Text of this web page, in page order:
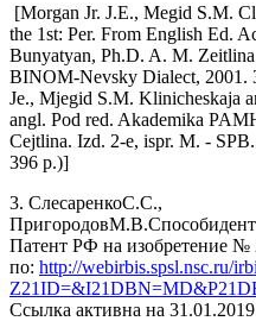
[Morgan Jr. J.E., Megid S.M.
the 1st: Per. From English Ed.
Bunyatyan, Ph.D. A. M.
BINOM-Nevsky Dialect, 2001.
Je., Mjegid S.M. Klinicheskaja
angl. Pod red. Akademika
Cejtlina. Izd. 2-e, ispr. M. -
396 p.)]
3. СлесаренкоС.С.,
Патент РФ на изобретение
по: http://webirbis.spsl.nsc.ru/
Ссылка активна на